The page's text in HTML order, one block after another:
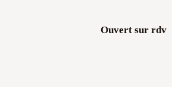
Ouvert sur rdv